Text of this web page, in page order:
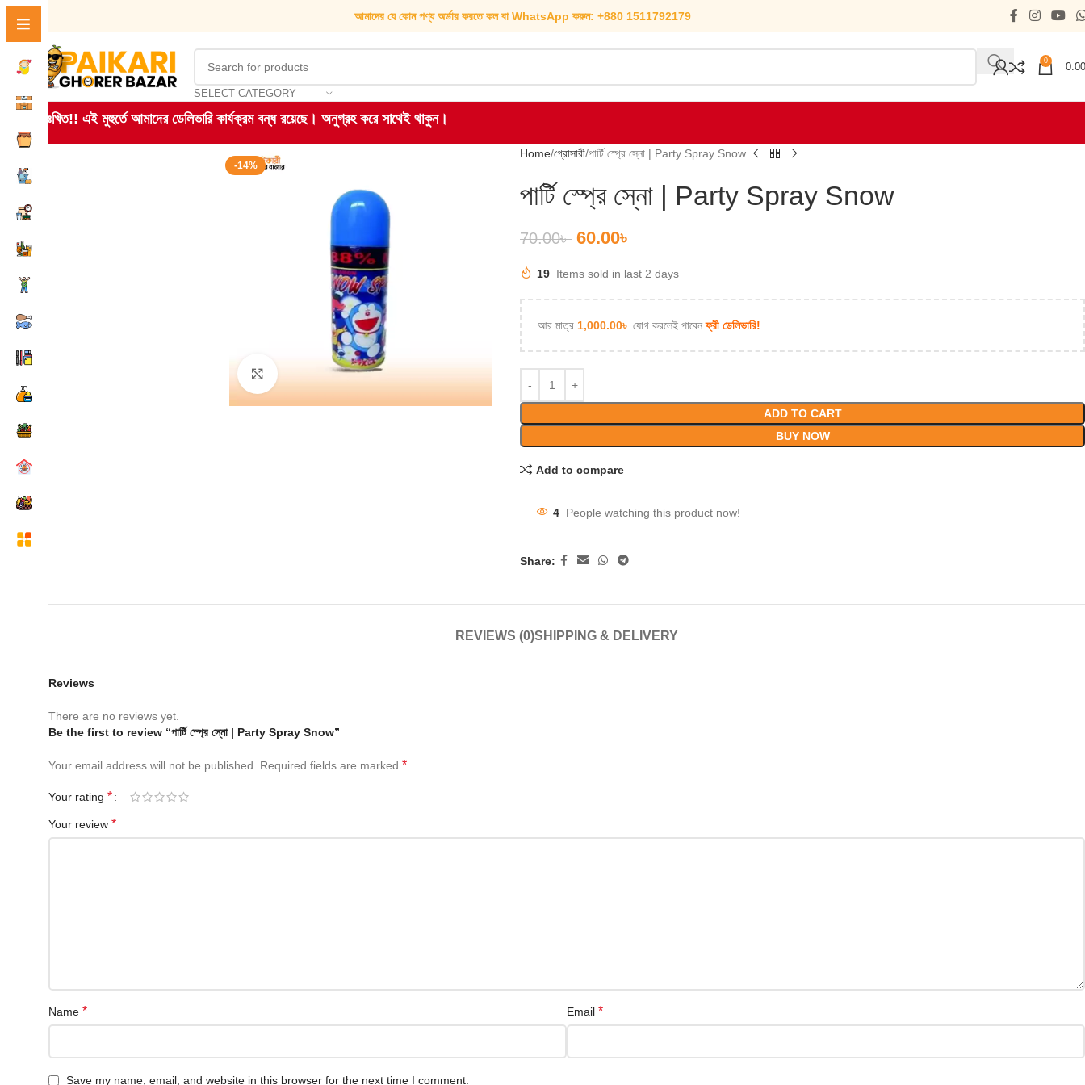
আমাদের যে কোন পণ্য অর্ডার করতে কল বা WhatsApp করুন: +880 1511792179
SELECT CATEGORY
0
0.00
দুঃখিত!! এই মুহুর্তে আমাদের ডেলিভারি কার্যক্রম বন্ধ রয়েছে। অনুগ্রহ করে সাথেই থাকুন।
-14%
Click to enlarge
Home গ্রোসারী পার্টি স্প্রে স্নো | Party Spray Snow
পার্টি স্প্রে স্নো | Party Spray Snow
70.00৳ 60.00৳
19 Items sold in last 2 days
আর মাত্র 1,000.00৳ যোগ করলেই পাবেনফ্রী ডেলিভারি!
ADD TO CART
BUY NOW
Add to compare
4 People watching this product now!
Share:
REVIEWS (0)SHIPPING & DELIVERY
Reviews
There are no reviews yet.
Be the first to review “পার্টি স্প্রে স্নো | Party Spray Snow”
Your email address will not be published. Required fields are marked *
Your rating *
Your review *
Name * Email *
Save my name, email, and website in this browser for the next time I comment.